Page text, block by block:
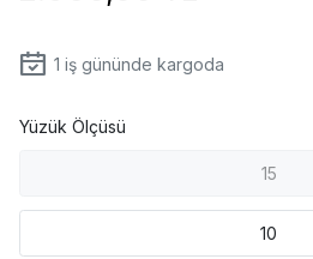
1 iş gününde kargoda
Yüzük Ölçüsü
15
10